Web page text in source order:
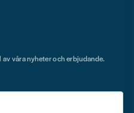
våra nyheter och erbjudande.